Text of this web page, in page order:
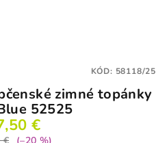
zimné topánky
52525
€
KÓD: 58118/25